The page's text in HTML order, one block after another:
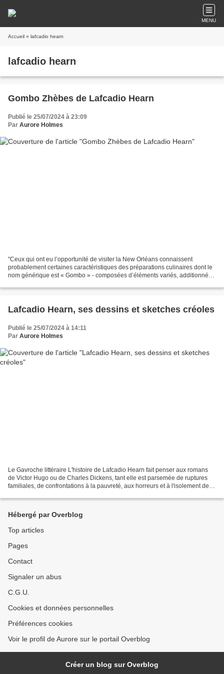
MENU
Accueil » lafcadio hearn
lafcadio hearn
Gombo Zhèbes de Lafcadio Hearn
Publié le 25/07/2024 à 23:09
Par Aurore Holmes
"Ceux qui ont eu l’opportunité de visiter la New Orléans connaissent
probablement certaines caractéristiques des préparations culinaires dont le
nom générique est « Gombo » - composées d’éléments variés, additionnées
Lafcadio Hearn, ses dessins et sketches créoles
Publié le 25/07/2024 à 14:11
Par Aurore Holmes
Le Gavroche littéraire L'histoire de Lafcadio Hearn fait penser aux romans
de Victor Hugo ou de Charles Dickens, tant elle est parsemée de ruptures
familiales, de confrontations à la pauvreté, aux horreurs et à l'isolement de la
Hébergé par Overblog
Top articles
Pages
Contact
Signaler un abus
C.G.U.
Cookies et données personnelles
Préférences cookies
Voir le profil de Aurore sur le portail Overblog
Créer un blog sur Overblog